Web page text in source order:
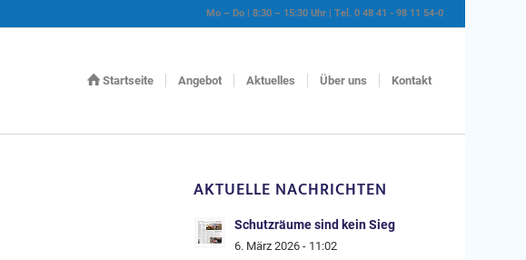
Mo – Do | 8:30 – 15:30 Uhr | Tel. 0 48 41 - 98 11 54-0
Startseite Angebot Aktuelles Über uns Kontakt
AKTUELLE NACHRICHTEN
Schutzräume sind kein Sieg
6. März 2026 - 11:02